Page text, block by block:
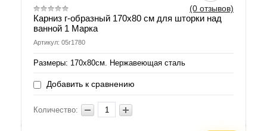
(0 отзывов)
Карниз г-образный 170х80 см для шторки над
ванной 1 Марка
Артикул: 05г1780
Размеры: 170х80см. Нержавеющая сталь
Добавить к сравнению
Количество: